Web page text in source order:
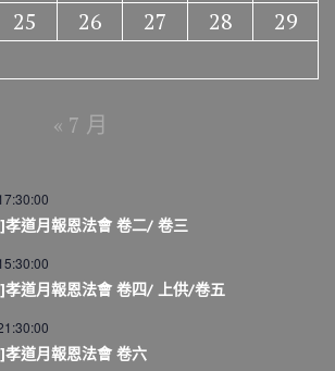
25 26 27 28
29
« 7 月
孝道月報恩法會 卷二/ 卷三
孝道月報恩法會 卷四/ 上供/卷五
孝道月報恩法會 卷六